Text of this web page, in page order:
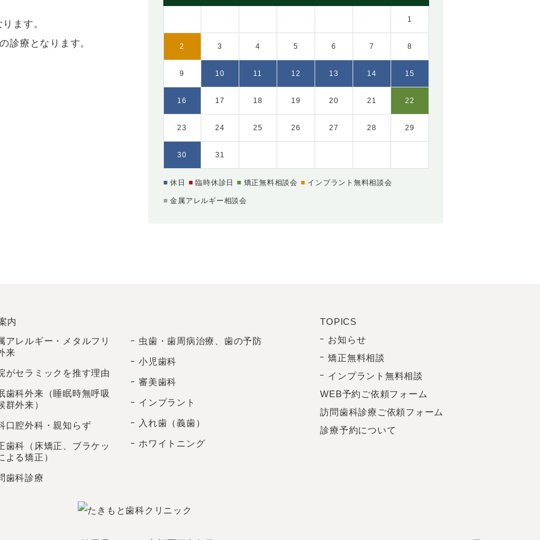
ます。
療となります。
1
2 3 4 5 6 7 8
9 10 11 12 13 14 15
16 17 18 19 20 21 22
23 24 25 26 27 28 29
30 31
休日 臨時休診日 矯正無料相談会 インプラント無料相談会
金属アレルギー相談会
内
アレルギー・メタルフリ
来
がセラミックを推す理由
歯科外来（睡眠時無呼吸
群外来）
口腔外科・親知らず
歯科（床矯正、ブラケッ
よる矯正）
歯科診療
虫歯・歯周病治療、歯の予防
小児歯科
審美歯科
インプラント
入れ歯（義歯）
ホワイトニング
TOPICS
お知らせ
矯正無料相談
インプラント無料相談
WEB予約ご依頼フォーム
訪問歯科診療ご依頼フォーム
診療予約について